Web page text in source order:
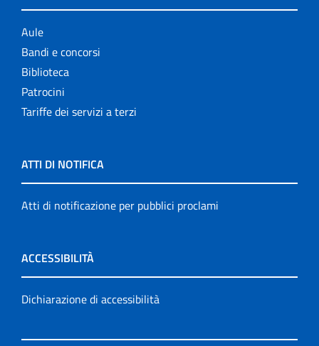
Aule
Bandi e concorsi
Biblioteca
Patrocini
Tariffe dei servizi a terzi
ATTI DI NOTIFICA
Atti di notificazione per pubblici proclami
ACCESSIBILITÀ
Dichiarazione di accessibilità